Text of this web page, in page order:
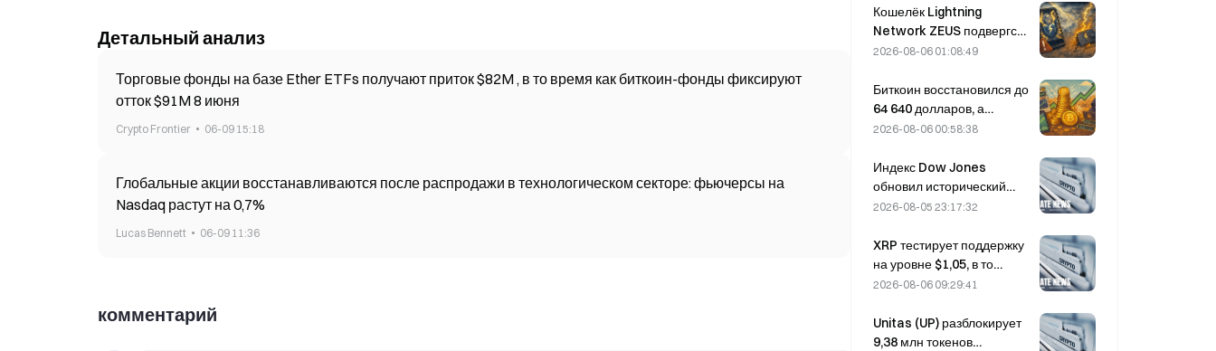
Детальный анализ
Торговые фонды на базе Ether ETFs получают приток $82M , в то время как биткоин-фонды фиксируют
отток $91M 8 июня
Crypto Frontier 06-09 15:18
Глобальные акции восстанавливаются после распродажи в технологическом секторе: фьючерсы на
Nasdaq растут на 0,7%
Lucas Bennett 06-09 11:36
комментарий
резко выросли; Block
повысила прогноз
финансовых результатов
Кошелёк Lightning
Network ZEUS подвергся
атаке и временно
заявлено, что средства
пользователей не
утрачены.
2026-08-06 01:08:49
Биткоин восстановился до
64 640 долларов, а
уязвимость Coldcard
за три месяца числу
активных кошельков.
2026-08-06 00:58:38
Индекс Dow Jones
обновил исторический
максимум, продлив
ночных торгах; рост
обеспечили инвестиции в
ИИ
2026-08-05 23:17:32
XRP тестирует поддержку
на уровне $1,05, в то
время как Ethereum
$1 908 при низких
объёмах торгов.
2026-08-06 09:29:41
Unitas (UP) разблокирует
9,38 млн токенов